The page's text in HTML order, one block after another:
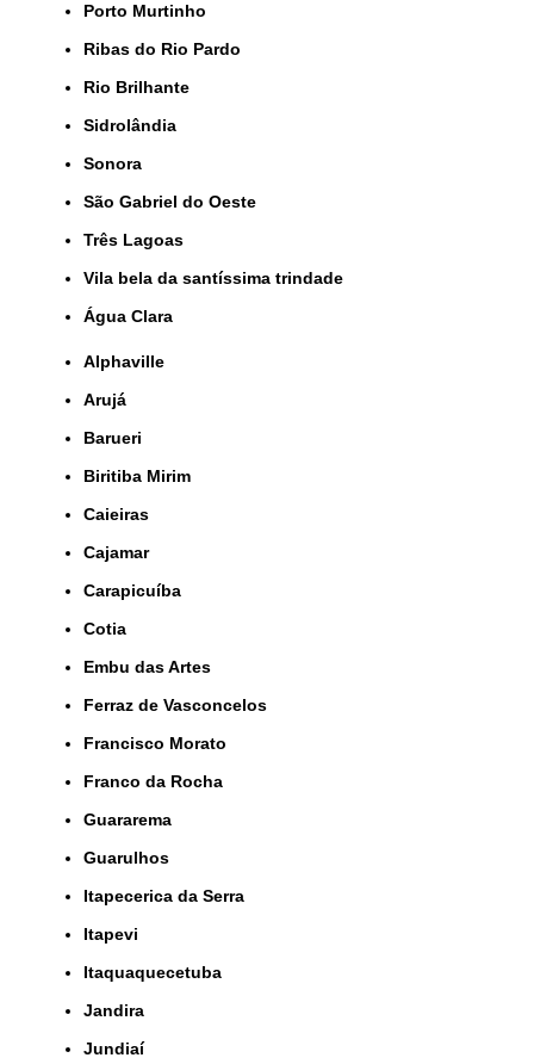
Porto Murtinho
Ribas do Rio Pardo
Rio Brilhante
Sidrolândia
Sonora
São Gabriel do Oeste
Três Lagoas
Vila bela da santíssima trindade
Água Clara
Alphaville
Arujá
Barueri
Biritiba Mirim
Caieiras
Cajamar
Carapicuíba
Cotia
Embu das Artes
Ferraz de Vasconcelos
Francisco Morato
Franco da Rocha
Guararema
Guarulhos
Itapecerica da Serra
Itapevi
Itaquaquecetuba
Jandira
Jundiaí